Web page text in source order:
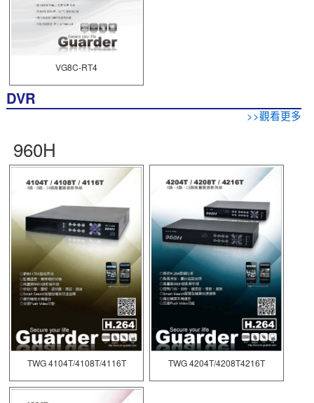
VG8C-RT4
DVR
>>觀看更多
960H
TWG 4104T/4108T/4116T TWG 4204T/4208T4216T